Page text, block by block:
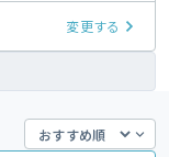
変更する